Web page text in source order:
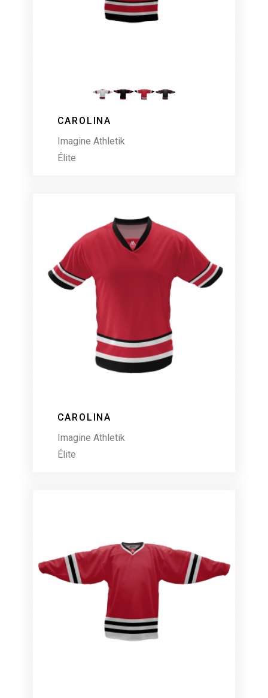
CAROLINA
Imagine Athletik
Élite
CAROLINA
Imagine Athletik
Élite